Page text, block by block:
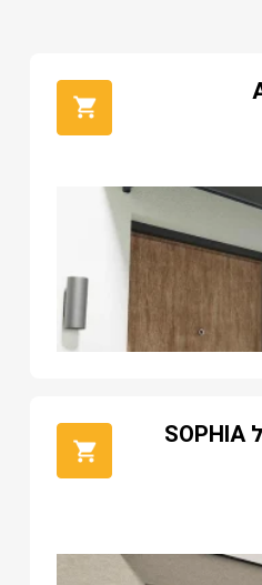
גגון אפור – לבן אופל SOPHIA